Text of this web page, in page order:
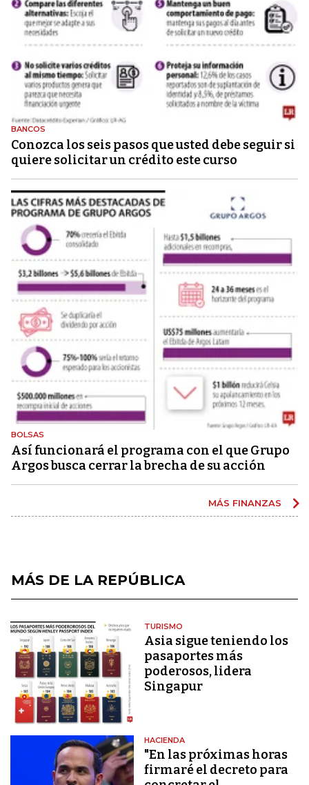
BANCOS
Conozca los seis pasos que usted debe seguir si
quiere solicitar un crédito este curso
BOLSAS
Así funcionará el programa con el que Grupo
Argos busca cerrar la brecha de su acción
MÁS FINANZAS
MÁS DE LA REPÚBLICA
TURISMO
Asia sigue teniendo los
pasaportes más
poderosos, lidera
Singapur
HACIENDA
"En las próximas horas
firmaré el decreto para